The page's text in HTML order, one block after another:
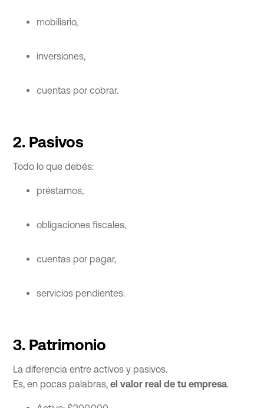
mobiliario,
inversiones,
cuentas por cobrar.
2. Pasivos
Todo lo que debés:
préstamos,
obligaciones fiscales,
cuentas por pagar,
servicios pendientes.
3. Patrimonio
La diferencia entre activos y pasivos.
Es, en pocas palabras,el valor real de tu empresa.